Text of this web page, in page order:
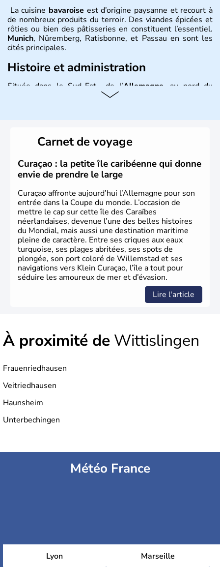
La cuisine bavaroise est d’origine paysanne et recourt à
de nombreux produits du terroir. Des viandes épicées et
rôties ou bien des pâtisseries en constituent l’essentiel.
Munich, Nüremberg, Ratisbonne, et Passau en sont les
cités principales.
Histoire et administration
Située dans le Sud-Est de l’Allemagne , au nord du
fait partie des seize
conservateur.Carnet de voyage
Curaçao : la petite île caribéenne qui donne
envie de prendre le large
Curaçao affronte aujourd’hui l’Allemagne pour son
entrée dans la Coupe du monde. L’occasion de
mettre le cap sur cette île des Caraïbes
néerlandaises, devenue l’une des belles histoires
du Mondial, mais aussi une destination maritime
pleine de caractère. Entre ses criques aux eaux
turquoise, ses plages abritées, ses spots de
plongée, son port coloré de Willemstad et ses
navigations vers Klein Curaçao, l’île a tout pour
séduire les amoureux de mer et d’évasion.
Lire l'article
À proximité de Wittislingen
Frauenriedhausen
Veitriedhausen
Haunsheim
Unterbechingen
Météo France
Lyon Marseille